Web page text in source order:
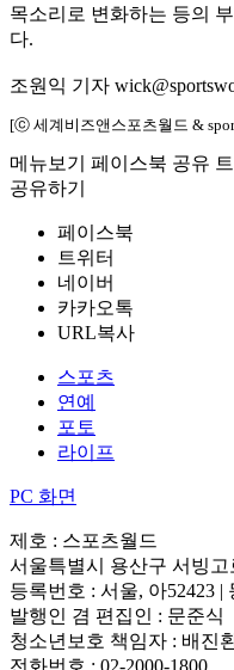
목소리로 변화하는 등의
다.
조원익 기자
[ⓒ 세계비즈앤스포츠월드 &
메뉴보기 페이스북 공유
공유하기
페이스북
트위터
네이버
카카오톡
URL복사
스포츠
연예
포토
라이프
PC 화면
제호 : 스포츠월드
서울특별시 용산구 서빙고
등록번호 : 서울, 아52423 |
발행인 겸 편집인 : 문준식
청소년보호 책임자 : 배진
전화번호 : 02-2000-1800